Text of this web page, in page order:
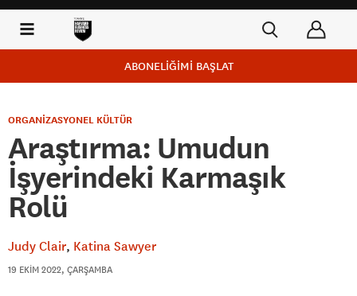
ABONELİĞİMİ BAŞLAT
ORGANİZASYONEL KÜLTÜR
Araştırma: Umudun
İşyerindeki Karmaşık
Rolü
Judy Clair Katina Sawyer
19 EKIM 2022, ÇARŞAMBA